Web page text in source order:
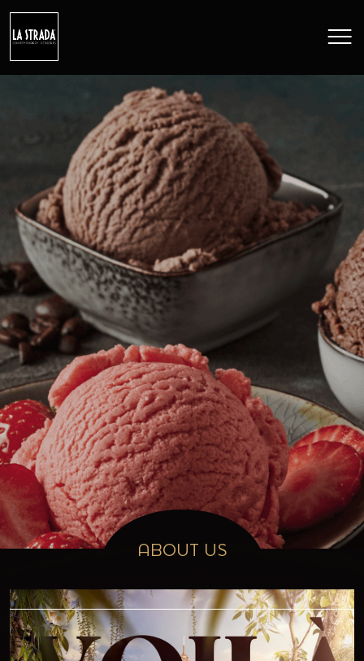
CAKES
CAMPAIGNS
CONTACT
Language
RO EN
Find us on social media
ABOUT US